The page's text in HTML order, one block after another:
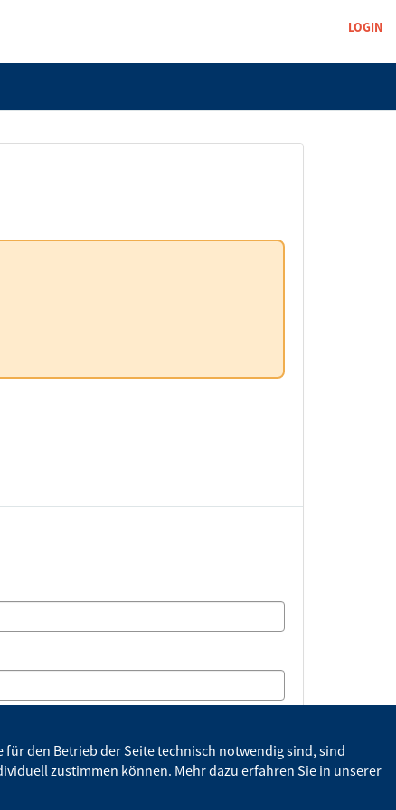
den Betrieb der Seite technisch notwendig sind, sind
zustimmen können. Mehr dazu erfahren Sie in unserer
LOGIN